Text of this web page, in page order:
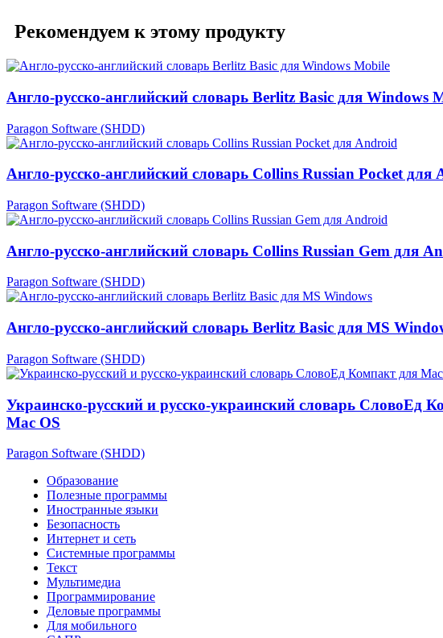
Рекомендуем к этому продукту
Англо-русско-английский словарь Berlitz Basic для Windows
Paragon Software (SHDD)
Англо-русско-английский словарь Collins Russian Pocket для
Paragon Software (SHDD)
Англо-русско-английский словарь Collins Russian Gem для
Paragon Software (SHDD)
Англо-русско-английский словарь Berlitz Basic для MS
Paragon Software (SHDD)
Украинско-русский и русско-украинский словарь СловоЕд
Mac OS
Paragon Software (SHDD)
Образование
Полезные программы
Иностранные языки
Безопасность
Интернет и сеть
Системные программы
Текст
Мультимедиа
Программирование
Деловые программы
Для мобильного